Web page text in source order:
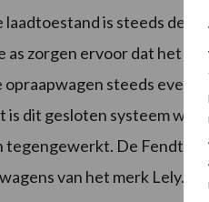
is steeds de
as zorgen ervoor dat het
steeds
dit gesloten systeem
De Fendt
van het merk Lely.